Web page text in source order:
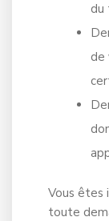
du
de
Vous êtes
toute